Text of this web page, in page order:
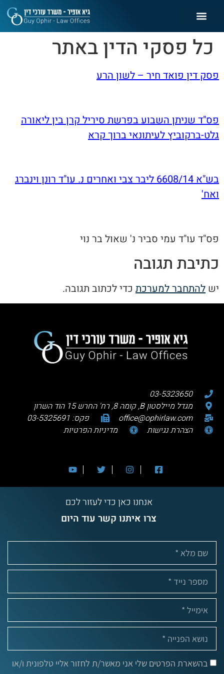
כל פסקי הדין באתר
פסק דין פואד חיר – לשון הרע
פס"ד שניתן השבוע בפרשת סיריל קרן בין ליאורה
גלט-ברקוביץ לעיתונאי ברוך קרא
בש"א 6608/14 ליבר צבי ואחרים נ. עו"ד רונן וינברג
ואח'
פס"ד עו"ד עמי סביר נ' שאול בר נוי
כתיבת תגובה
יש להתחבר למערכת כדי לכתוב תגובה.
03-5323650
מגדל מיילסטון B, קומה 8, רח' החרש 15 הוד השרון
office@ophirlaw.com
פקס: 03-5325691
הצהרת נגישות
מדיניות הפרטיות
אנחנו כאן כדי לעזור לכם
צרו איתנו קשר עוד היום
בהשארת הפרטים שלי אני מאשר/ת לחזור אליי טלפונית ו/או